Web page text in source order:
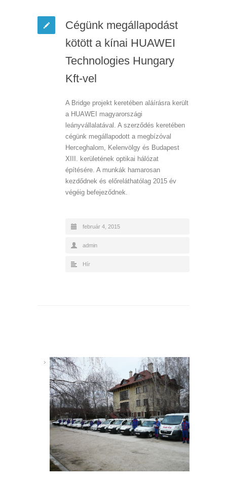
Cégünk megállapodást
kötött a kínai HUAWEI
Technologies Hungary
Kft-vel
A Bridge projekt keretében aláírásra került
a HUAWEI magyarországi
leányvállalatával. A szerződés keretében
cégünk megállapodott a megbízóval
Herceghalom, Kelenvölgy és Budapest
XIII. kerületének optikai hálózat
építésére. A munkák hamarosan
kezdődnek és előreláthatólag 2015 év
végéig befejeződnek.
február 4, 2015
admin
Hír